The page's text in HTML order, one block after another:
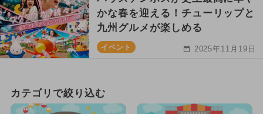
かな春を迎える！チューリップと
九州グルメが楽しめる
イベント 2025年11月19日
カテゴリで絞り込む